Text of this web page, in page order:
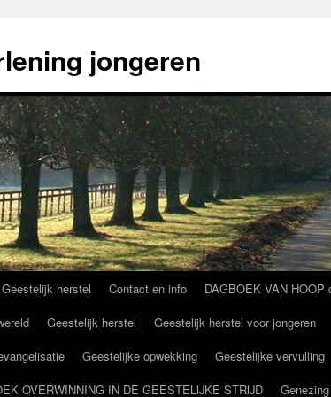
jongeren
herstel Contact en info
DAGBOEK VAN HOOP
Geestelijk herstel Geestelijk herstel voor jongeren
Geestelijke opwekking
Geestelijke vervulling
OVERWINNING IN DE GEESTELIJKE STRIJD